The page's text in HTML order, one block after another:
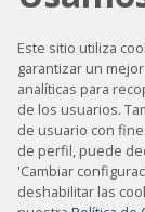
Este sitio utiliza
garantizar un
analíticas para
de los usuarios.
de usuario con
de perfil, puede
'Cambiar
deshabilitar las